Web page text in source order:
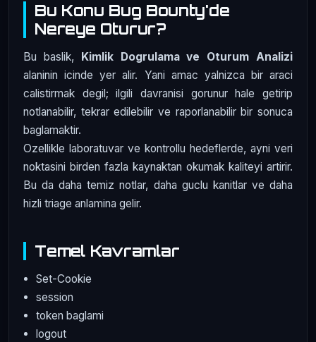
Bu Konu Bug Bounty'de
Nereye Oturur?
Bu baslik,
Kimlik Dogrulama ve Oturum Analizi
alaninin icinde yer alir. Yani amac yalnizca bir araci
calistirmak degil; ilgili davranisi gorunur hale getirip
notlanabilir, tekrar edilebilir ve raporlanabilir bir sonuca
baglamaktir.
Ozellikle laboratuvar ve kontrollu hedeflerde, ayni veri
noktasini birden fazla kaynaktan okumak kaliteyi artirir.
Bu da daha temiz notlar, daha guclu kanitlar ve daha
hizli triage anlamina gelir.
Temel Kavramlar
Set-Cookie
session
token baglami
logout